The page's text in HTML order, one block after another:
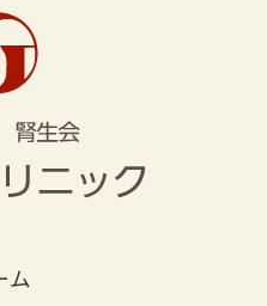
ム